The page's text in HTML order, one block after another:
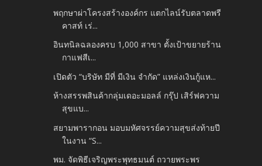
พฤกษาผ่าโครงสร้างองค์กร แตกไลน์รับตลาดพรี
คาสท์ เร่...
อินทนิลฉลองครบ 1,000 สาขา ตั้งเป้าขยายร้าน
กาแฟสีเ...
เปิดตัว “บริษัท มีที่ มีเงิน จำกัด” แหล่งเงินกู้แห...
ห้างสรรพสินค้ากลุ่มเดอะมอลล์ กรุ๊ป เสิร์ฟความ
สุขแบ...
สยามพารากอน มอบมหัศจรรย์ความสุขส่งท้ายปี
ในงาน “S...
พม. จัดพิธีเจริญพระพุทธมนต์ ถวายพระพร